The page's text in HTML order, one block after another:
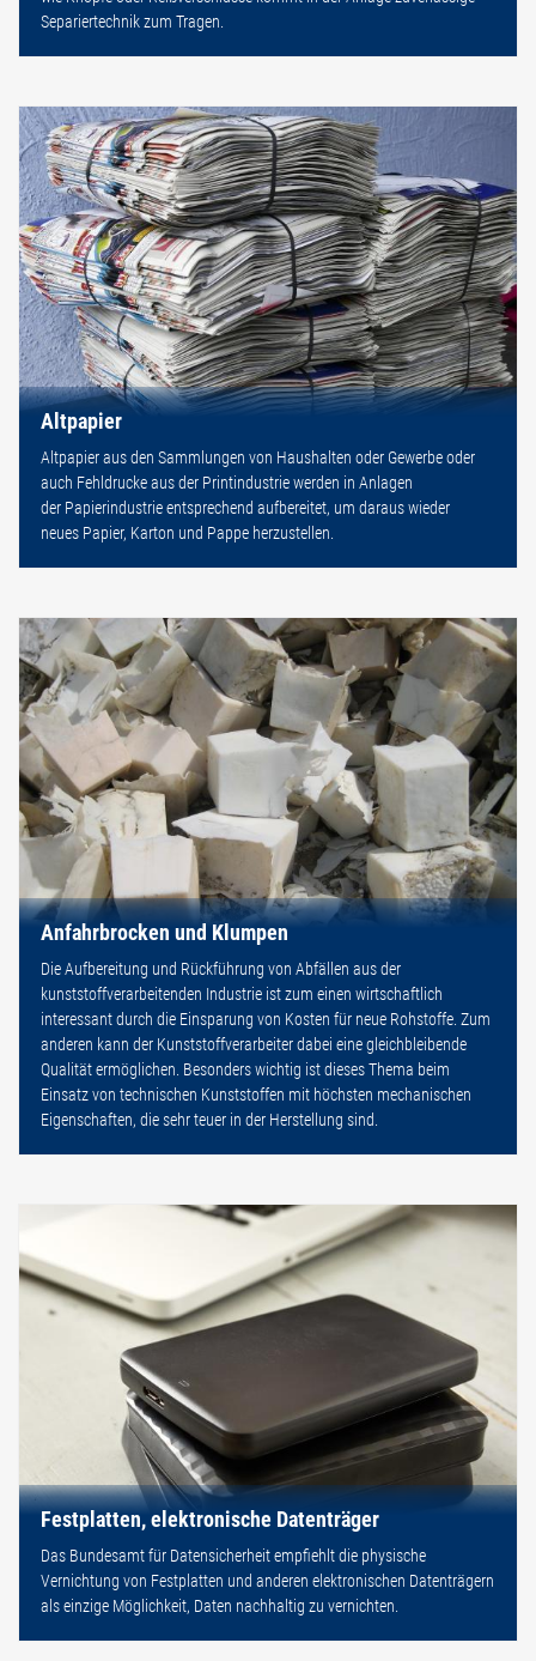
Separiertechnik zum Tragen.
Altpapier
Altpapier aus den Sammlungen von Haushalten oder Gewerbe oder
auch Fehldrucke aus der Printindustrie werden in Anlagen
der Papierindustrie entsprechend aufbereitet, um daraus wieder
neues Papier, Karton und Pappe herzustellen.
Anfahrbrocken und Klumpen
Die Aufbereitung und Rückführung von Abfällen aus der
kunststoffverarbeitenden Industrie ist zum einen wirtschaftlich
interessant durch die Einsparung von Kosten für neue Rohstoffe. Zum
anderen kann der Kunststoffverarbeiter dabei eine gleichbleibende
Qualität ermöglichen. Besonders wichtig ist dieses Thema beim
Einsatz von technischen Kunststoffen mit höchsten mechanischen
Eigenschaften, die sehr teuer in der Herstellung sind.
Festplatten, elektronische Datenträger
Das Bundesamt für Datensicherheit empfiehlt die physische
Vernichtung von Festplatten und anderen elektronischen Datenträgern
als einzige Möglichkeit, Daten nachhaltig zu vernichten.